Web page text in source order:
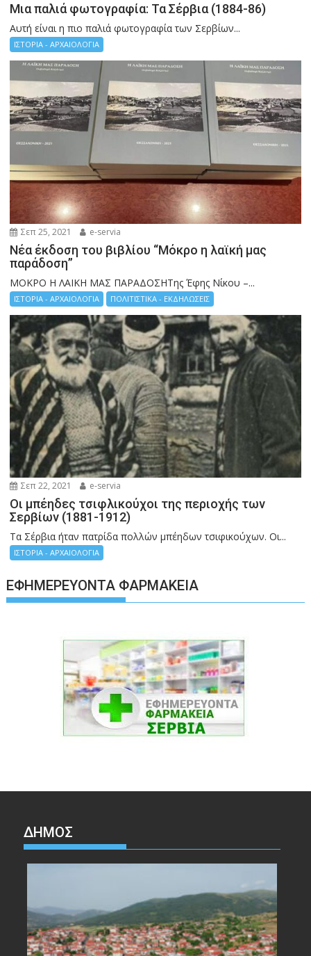
Μια παλιά φωτογραφία: Τα Σέρβια (1884-86)
Αυτή είναι η πιο παλιά φωτογραφία των Σερβίων...
ΙΣΤΟΡΙΑ - ΑΡΧΑΙΟΛΟΓΙΑ
Σεπ 25, 2021 e-servia
Νέα έκδοση του βιβλίου “Μόκρο η λαϊκή μας
παράδοση”
ΜΟΚΡΟ Η ΛΑΙΚΗ ΜΑΣ ΠΑΡΑΔΟΣΗΤης Έφης Νίκου –...
ΙΣΤΟΡΙΑ - ΑΡΧΑΙΟΛΟΓΙΑ ΠΟΛΙΤΙΣΤΙΚΑ - ΕΚΔΗΛΩΣΕΙΣ
Σεπ 22, 2021 e-servia
Οι μπέηδες τσιφλικούχοι της περιοχής των
Σερβίων (1881-1912)
Τα Σέρβια ήταν πατρίδα πολλών μπέηδων τσιφικούχων. Οι...
ΙΣΤΟΡΙΑ - ΑΡΧΑΙΟΛΟΓΙΑ
ΕΦΗΜΕΡΕΎΟΝΤΑ ΦΑΡΜΑΚΕΊΑ
ΔΉΜΟΣ